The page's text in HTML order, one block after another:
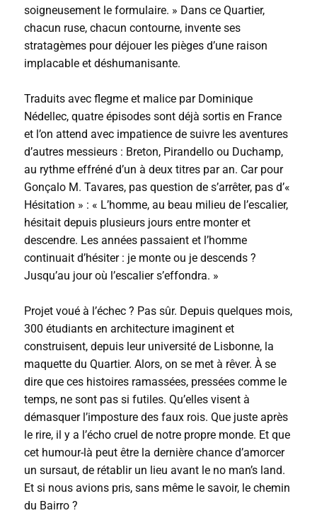
soigneusement le formulaire. » Dans ce Quartier,
chacun ruse, chacun contourne, invente ses
stratagèmes pour déjouer les pièges d’une raison
implacable et déshumanisante.
Traduits avec flegme et malice par Dominique
Nédellec, quatre épisodes sont déjà sortis en France
et l’on attend avec impatience de suivre les aventures
d’autres messieurs : Breton, Pirandello ou Duchamp,
au rythme effréné d’un à deux titres par an. Car pour
Gonçalo M. Tavares, pas question de s’arrêter, pas d’«
Hésitation » : « L’homme, au beau milieu de l’escalier,
hésitait depuis plusieurs jours entre monter et
descendre. Les années passaient et l’homme
continuait d’hésiter : je monte ou je descends ?
Jusqu’au jour où l’escalier s’effondra. »
Projet voué à l’échec ? Pas sûr. Depuis quelques mois,
300 étudiants en architecture imaginent et
construisent, depuis leur université de Lisbonne, la
maquette du Quartier. Alors, on se met à rêver. À se
dire que ces histoires ramassées, pressées comme le
temps, ne sont pas si futiles. Qu’elles visent à
démasquer l’imposture des faux rois. Que juste après
le rire, il y a l’écho cruel de notre propre monde. Et que
cet humour-là peut être la dernière chance d’amorcer
un sursaut, de rétablir un lieu avant le no man’s land.
Et si nous avions pris, sans même le savoir, le chemin
du Bairro ?